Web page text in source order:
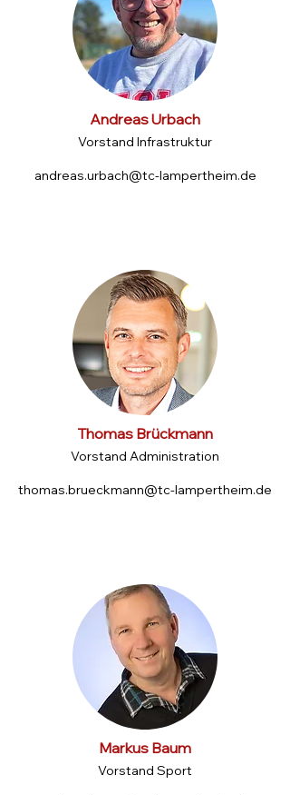
Andreas Urbach
Vorstand Infrastruktur
andreas.urbach@tc-lampertheim.de
Thomas Brückmann
Vorstand Administration
thomas.brueckmann@tc-lampertheim.de
Markus Baum
Vorstand Sport